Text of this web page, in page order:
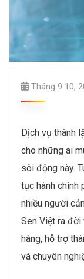
Tháng 9 10,
Dịch vụ thành
cho những ai
sôi động này.
tục hành chính
nhiều người
Sen Việt ra đời
hàng, hỗ trợ
và chuyên